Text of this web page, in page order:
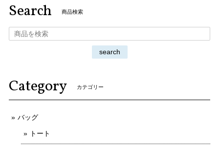
Search 商品検索
search
Category カテゴリー
バッグ
トート